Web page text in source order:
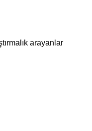
arayanlar